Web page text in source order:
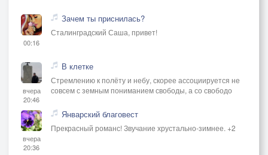
00:16
Зачем ты приснилась?
Сталинградский Саша, привет!
вчера
20:46
В клетке
Стремлению к полёту и небу, скорее ассоциируется не
совсем с земным пониманием свободы, а со свободо
вчера
20:36
Январский благовест
Прекрасный романс! Звучание хрустально-зимнее. +2